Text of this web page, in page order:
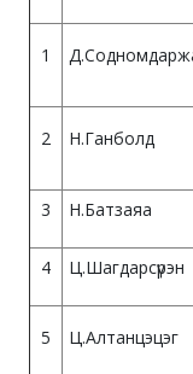
1
2 Н.Ганболд
3 Н.Батзаяа
4 Ц.Шагдарсүрэн
5 Ц.Алтанцэцэг